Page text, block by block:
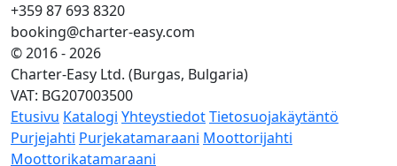
+359 87 693 8320
booking@charter-easy.com
© 2016 - 2026
Charter-Easy Ltd. (Burgas, Bulgaria)
VAT: BG207003500
Etusivu Katalogi YhteystiedotTietosuojakäytäntö
Purjejahti Purjekatamaraani Moottorijahti
Moottorikatamaraani